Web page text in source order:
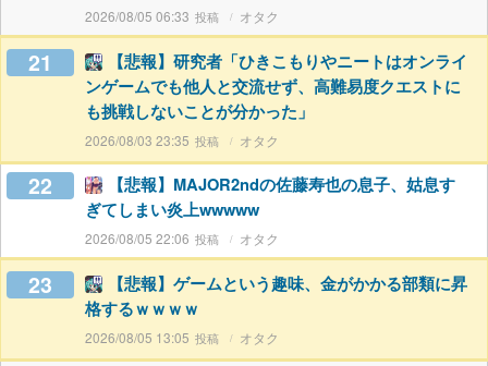
2026/08/05 06:33 オタク
21
【悲報】研究者「ひきこもりやニートはオンライ
ンゲームでも他人と交流せず、高難易度クエストに
も挑戦しないことが分かった」
2026/08/03 23:35 オタク
22
【悲報】MAJOR2ndの佐藤寿也の息子、姑息す
ぎてしまい炎上wwwww
2026/08/05 22:06 オタク
23
【悲報】ゲームという趣味、金がかかる部類に昇
格するｗｗｗｗ
2026/08/05 13:05 オタク